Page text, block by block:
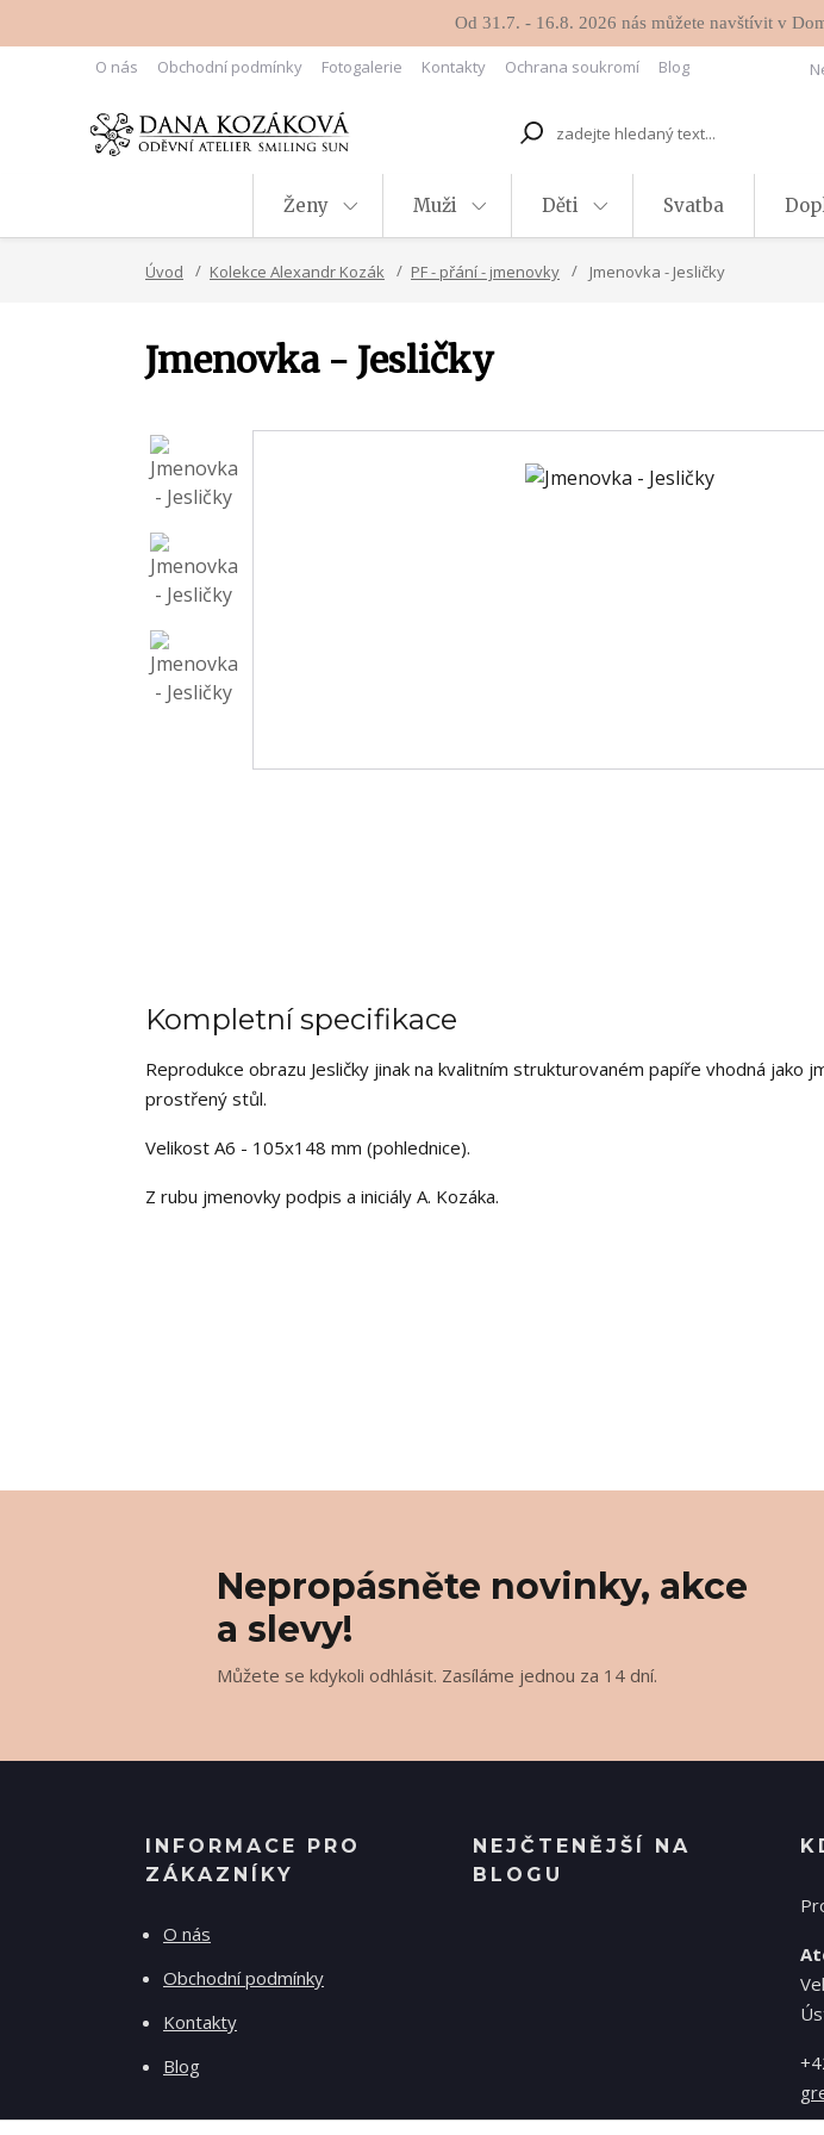
Od 31.7. - 16.8. 2026 nás můžete navštívit v
O nás Obchodní podmínky Fotogalerie Kontakty Ochrana soukromí Blog
Ženy Muži Děti Svatba
Úvod Kolekce Alexandr Kozák PF - přání - jmenovky Jmenovka - Jesličky
Jmenovka - Jesličky
Kompletní specifikace
Reprodukce obrazu Jesličky jinak na kvalitním strukturovaném papíře vhodná jako
prostřený stůl.
Velikost A6 - 105x148 mm (pohlednice).
Z rubu jmenovky podpis a iniciály A. Kozáka.
Nepropásněte novinky, akce
a slevy!
Můžete se kdykoli odhlásit. Zasíláme jednou za 14 dní.
INFORMACE PRO
ZÁKAZNÍKY
O nás
Obchodní podmínky
Kontakty
Blog
NEJČTENĚJŠÍ NA
BLOGU